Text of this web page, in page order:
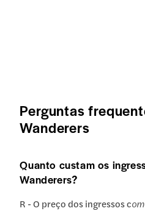
Perguntas
Wanderers
Quanto custam os
Wanderers?
R - O preço dos ingressos c